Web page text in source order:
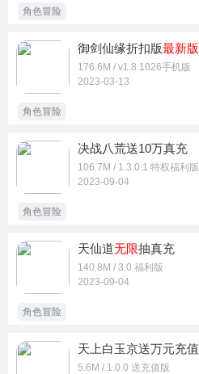
角色冒险
御剑仙缘折扣版最新版
176.6M / v1.8.1026手机版
2023-03-13
角色冒险
决战八荒送10万真充
106.7M / 1.3.0.1 特权福利版
2023-09-04
角色冒险
天仙道无限抽真充
140.8M / 3.0 福利版
2023-09-04
角色冒险
天上白玉京送万元充值
5.6M / 1.0.0 送充值版